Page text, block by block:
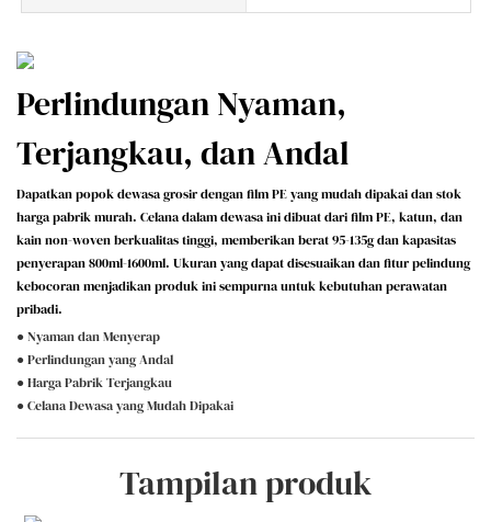
Perlindungan Nyaman,
Terjangkau, dan Andal
Dapatkan popok dewasa grosir dengan film PE yang mudah dipakai dan stok
harga pabrik murah. Celana dalam dewasa ini dibuat dari film PE, katun, dan
kain non-woven berkualitas tinggi, memberikan berat 95-135g dan kapasitas
penyerapan 800ml-1600ml. Ukuran yang dapat disesuaikan dan fitur pelindung
kebocoran menjadikan produk ini sempurna untuk kebutuhan perawatan
pribadi.
● Nyaman dan Menyerap
● Perlindungan yang Andal
● Harga Pabrik Terjangkau
● Celana Dewasa yang Mudah Dipakai
Tampilan produk